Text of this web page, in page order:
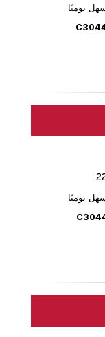
يوميًا
يوميًا